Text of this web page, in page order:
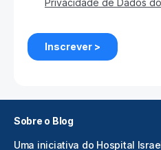
Sobre o Blog
Uma iniciativa do Hospital